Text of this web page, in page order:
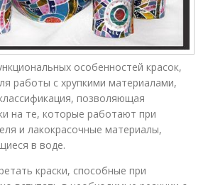
особенностей красок,
работы с хрупкими материалами,
позволяющая
на те, которые работают при
и лакокрасочные материалы,
в воде.
краски, способные при